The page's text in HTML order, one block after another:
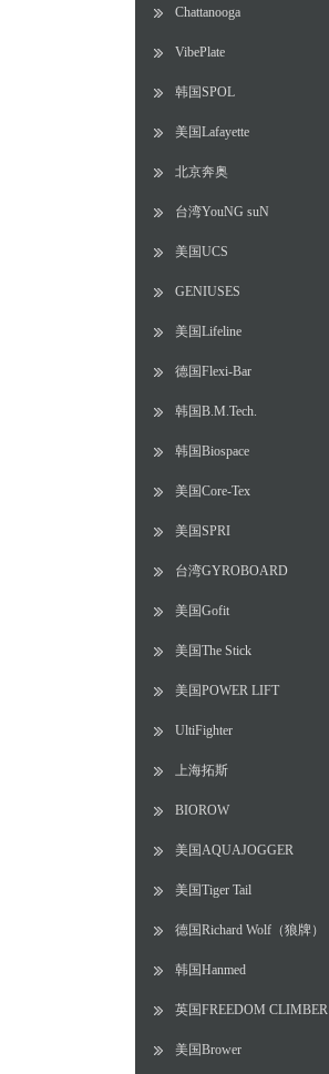
Chattanooga
VibePlate
韩国SPOL
美国Lafayette
北京奔奥
台湾YouNG suN
美国UCS
GENIUSES
美国Lifeline
德国Flexi-Bar
韩国B.M.Tech.
韩国Biospace
美国Core-Tex
美国SPRI
台湾GYROBOARD
美国Gofit
美国The Stick
美国POWER LIFT
UltiFighter
上海拓斯
BIOROW
美国AQUAJOGGER
美国Tiger Tail
德国Richard Wolf（狼牌）
韩国Hanmed
英国FREEDOM CLIMBER
美国Brower